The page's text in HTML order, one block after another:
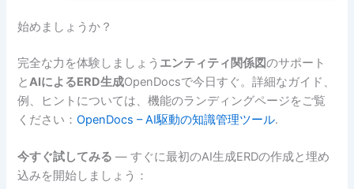
始めましょうか？
完全な力を体験しましょう エンティティ関係図のサポート
とAIによるERD生成OpenDocsで今日すぐ。詳細なガイド、
例、ヒントについては、機能のランディングページをご覧
ください：OpenDocs – AI駆動の知識管理ツール.
今すぐ試してみる — すぐに最初のAI生成ERDの作成と埋め
込みを開始しましょう：